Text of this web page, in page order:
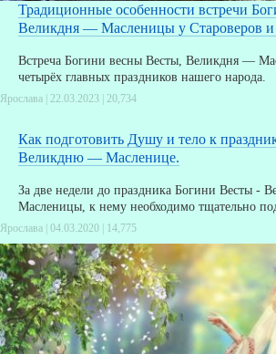
Традиционные особенности встречи
Великдня — Масленицы у Староверов и
Встреча Богини весны Весты, Великдня —
четырёх главных праздников нашего народа.
Ярослава | 22.03.2023 | 20,734
Как подготовить Душу и тело к
Великдню — Масленице.
За две недели до праздника Богини Весты -
Масленицы, к нему необходимо тщательно
Ярослава | 04.03.2020 | 14,775